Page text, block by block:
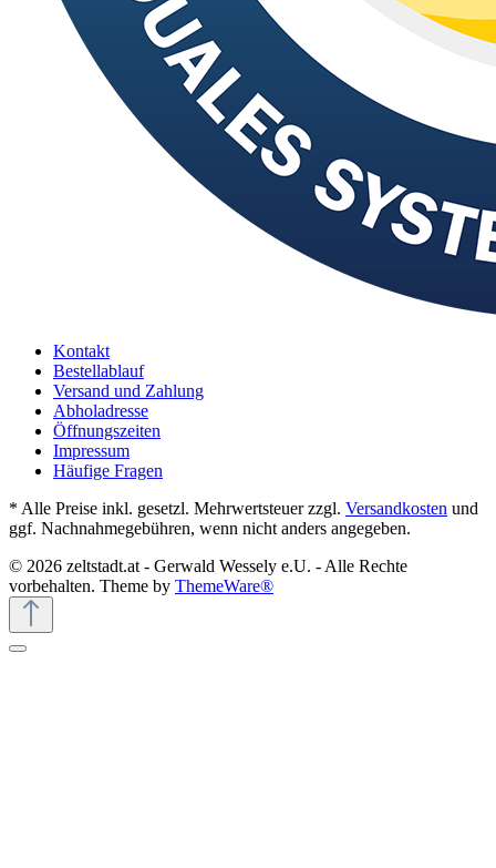
Kontakt
Bestellablauf
Versand und Zahlung
Abholadresse
Öffnungszeiten
Impressum
Häufige Fragen
* Alle Preise inkl. gesetzl. Mehrwertsteuer zzgl. Versandkosten und
ggf. Nachnahmegebühren, wenn nicht anders angegeben.
© 2026 zeltstadt.at - Gerwald Wessely e.U. - Alle Rechte
vorbehalten. Theme by ThemeWare®